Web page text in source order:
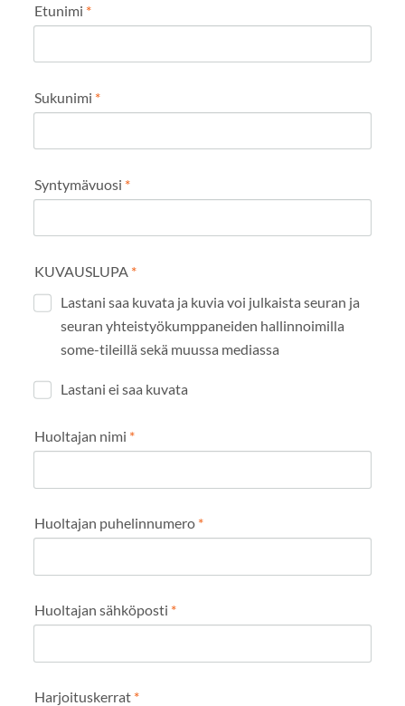
Etunimi *
Sukunimi *
Syntymävuosi *
KUVAUSLUPA *
Lastani saa kuvata ja kuvia voi julkaista seuran ja
seuran yhteistyökumppaneiden hallinnoimilla
some-tileillä sekä muussa mediassa
Lastani ei saa kuvata
Huoltajan nimi *
Huoltajan puhelinnumero*
Huoltajan sähköposti *
Harjoituskerrat*